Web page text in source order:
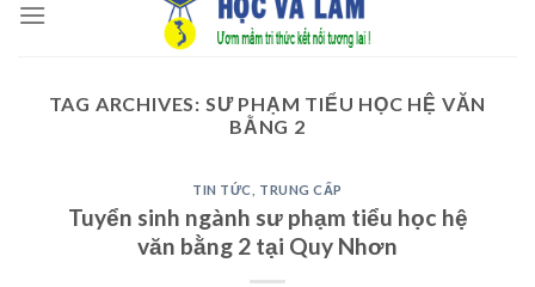
TAG ARCHIVES: SƯ PHẠM TIỂU HỌC HỆ VĂN
BẰNG 2
TIN TỨC TRUNG CẤP
Tuyển sinh ngành sư phạm tiểu học hệ
văn bằng 2 tại Quy Nhơn